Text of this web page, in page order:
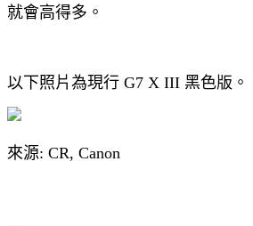
就會高得多。
以下照片為現行 G7 X III 黑色版。
來源: CR, Canon